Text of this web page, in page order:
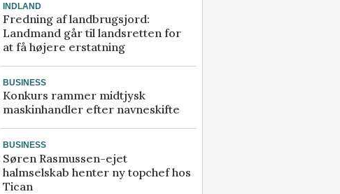
INDLAND
Fredning af landbrugsjord:
Landmand går til landsretten for
at få højere erstatning
BUSINESS
Konkurs rammer midtjysk
maskinhandler efter navneskifte
BUSINESS
Søren Rasmussen-ejet
halmselskab henter ny topchef hos
Tican